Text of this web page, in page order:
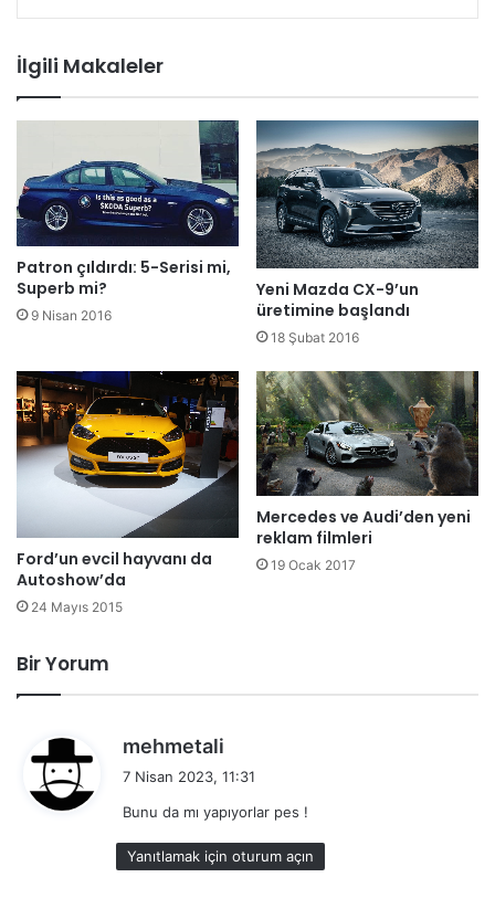
İlgili Makaleler
Patron çıldırdı: 5-Serisi mi,
Superb mi?
9 Nisan 2016
Yeni Mazda CX-9’un
üretimine başlandı
18 Şubat 2016
Ford’un evcil hayvanı da
Autoshow’da
24 Mayıs 2015
Mercedes ve Audi’den yeni
reklam filmleri
19 Ocak 2017
Bir Yorum
mehmetali
i
k
i
7 Nisan 2023, 11:31
Bunu da mı yapıyorlar pes !
Yanıtlamak için oturum açın